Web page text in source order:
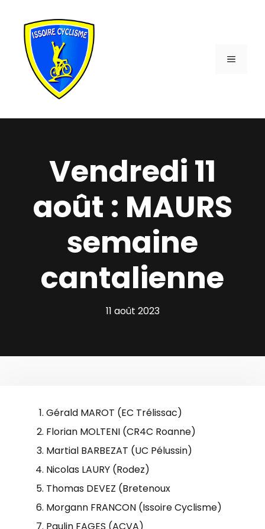
contenu
MENU
Vendredi 11
août : MAURS
semaine
cantalienne
11 août 2023
Gérald MAROT (EC Trélissac)
Florian MOLTENI (CR4C Roanne)
Martial BARBEZAT (UC Pélussin)
Nicolas LAURY (Rodez)
Thomas DEVEZ (Bretenoux
Morgann FRANCON (Issoire Cyclisme)